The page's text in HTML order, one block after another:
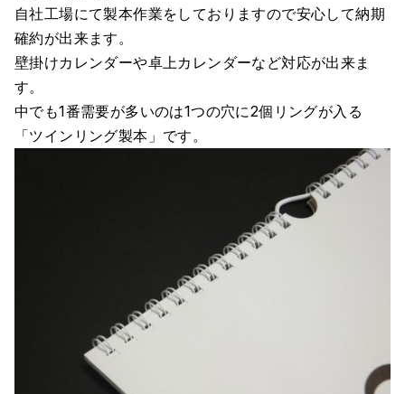
自社工場にて製本作業をしておりますので安心して納期
確約が出来ます。
壁掛けカレンダーや卓上カレンダーなど対応が出来ま
す。
中でも1番需要が多いのは1つの穴に2個リングが入る
「ツインリング製本」です。